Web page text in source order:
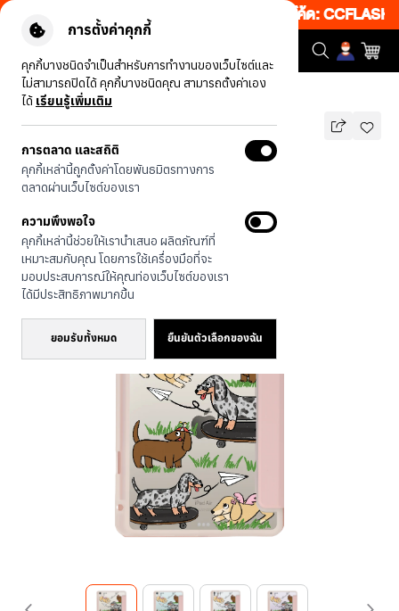
การตั้งค่าคุกกี้
คุกกี้บางชนิดจำเป็นสำหรับการทำงานของเว็บไซต์และ
ไม่สามารถปิดได้ คุกกี้บางชนิดคุณ สามารถตั้งค่าเอง
ได้ เรียนรู้เพิ่มเติม
การตลาด และสถิติ
คุกกี้เหล่านี้ถูกตั้งค่าโดยพันธมิตรทางการ
ตลาดผ่านเว็บไซต์ของเรา
ความพึงพอใจ
คุกกี้เหล่านี้ช่วยให้เรานำเสนอ ผลิตภัณฑ์ที่
เหมาะสมกับคุณ โดยการใช้เครื่องมือที่จะ
มอบประสบการณ์ให้คุณท่องเว็บไซต์ของเรา
ได้มีประสิทธิภาพมากขึ้น
ยอมรับทั้งหมด ยืนยันตัวเลือกของฉัน
50% เพียงช้อป 1 ชิ้น เริ่มคืนนี้ 19.00-00.00 โค้ด: CCFLASH1
รุ่นทั้งหมด ดัชชุนด์ซ่าซนและผองเพื่อน
ดัชชุนด์ซ่าซนและผองเพื่อน
790 บาท
ประหยัดไป 500
🔥 ลด 200.- ขั้นต่ำ 1,000.- โค้ด:
EOSS200